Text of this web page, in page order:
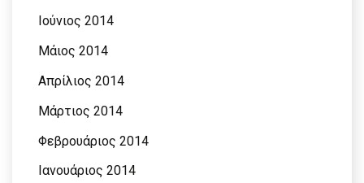
Ιούνιος 2014
Μάιος 2014
Απρίλιος 2014
Μάρτιος 2014
Φεβρουάριος 2014
Ιανουάριος 2014